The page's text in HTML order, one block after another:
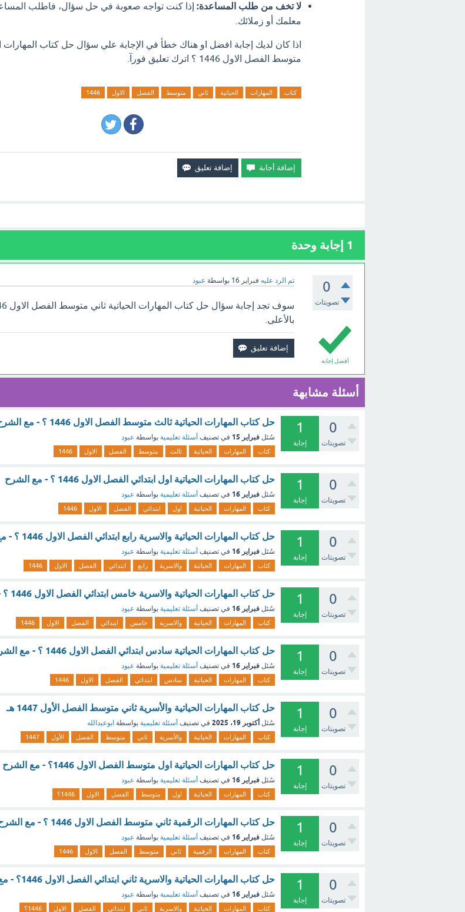
لا تخف من طلب المساعدة: إذا كنت تواجه صعوبة في حل سؤال، فاطلب
معلمك أو زملائك.
اذا كان لديك إجابة افضل او هناك خطأ في الإجابة علي سؤال حل كتاب المهارات
متوسط الفصل الاول 1446 ؟ اترك تعليق فورآ.
كتاب المهارات الحياتية ثاني متوسط الفصل الاول 1446
1 إجابة وحدة
0
تصويتات
تم الرد عليه فبراير 16 بواسطة عبود
أفضل إجابة
بالأعلى.
أسئلة مشابهة
0
تصويتات
1
إجابة
حل كتاب المهارات الحياتية ثالث متوسط الفصل الاول 1446 ؟ - مع الشرح
سُئل فبراير 15 في تصنيف أسئلة تعليمية بواسطة عبود
كتاب المهارات الحياتية ثالث متوسط الفصل الاول 1446
0
تصويتات
1
إجابة
حل كتاب المهارات الحياتية اول ابتدائي الفصل الاول 1446 ؟ - مع الشرح
سُئل فبراير 16 في تصنيف أسئلة تعليمية بواسطة عبود
كتاب المهارات الحياتية اول ابتدائي الفصل الاول 1446
0
تصويتات
1
إجابة
حل كتاب المهارات الحياتية والاسرية رابع ابتدائي الفصل الاول 1446 ؟ - مع الشرح
سُئل فبراير 16 في تصنيف أسئلة تعليمية بواسطة عبود
كتاب المهارات الحياتية والاسرية رابع ابتدائي الفصل الاول 1446
0
تصويتات
1
إجابة
حل كتاب المهارات الحياتية والاسرية خامس ابتدائي الفصل الاول 1446 ؟ - مع الشرح
سُئل فبراير 16 في تصنيف أسئلة تعليمية بواسطة عبود
كتاب المهارات الحياتية والاسرية خامس ابتدائي الفصل الاول 1446
0
تصويتات
1
إجابة
حل كتاب المهارات الحياتية سادس ابتدائي الفصل الاول 1446 ؟ - مع الشرح
سُئل فبراير 16 في تصنيف أسئلة تعليمية بواسطة عبود
كتاب المهارات الحياتية سادس ابتدائي الفصل الاول 1446
0
تصويتات
1
إجابة
حل كتاب المهارات الحياتية والأسرية ثاني متوسط الفصل الأول 1447 هـ
سُئل أكتوبر 19، 2025 في تصنيف أسئلة تعليمية بواسطة ابوعبدالله
كتاب المهارات الحياتية والأسرية ثاني متوسط الفصل الأول 1447
0
تصويتات
1
إجابة
حل كتاب المهارات الحياتية اول متوسط الفصل الاول 1446؟ - مع الشرح
سُئل فبراير 16 في تصنيف أسئلة تعليمية بواسطة عبود
كتاب المهارات الحياتية اول متوسط الفصل الاول 1446؟
0
تصويتات
1
إجابة
حل كتاب المهارات الرقمية ثاني متوسط الفصل الاول 1446 ؟ - مع الشرح
سُئل فبراير 16 في تصنيف أسئلة تعليمية بواسطة عبود
كتاب المهارات الرقمية ثاني متوسط الفصل الاول 1446
0
تصويتات
1
إجابة
حل كتاب المهارات الحياتية والاسرية ثاني ابتدائي الفصل الاول 1446؟ - مع الشرح
سُئل فبراير 16 في تصنيف أسئلة تعليمية بواسطة عبود
كتاب المهارات الحياتية والاسرية ثاني ابتدائي الفصل الاول 1446؟